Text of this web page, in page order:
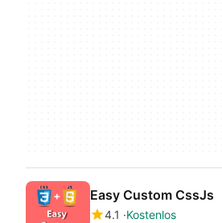
Easy Custom CssJs
4.1
Kostenlos